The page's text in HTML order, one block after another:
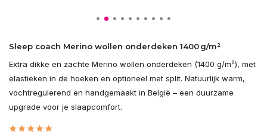
Sleep coach Merino wollen onderdeken 1400 g/m²
Extra dikke en zachte Merino wollen onderdeken (1400 g/m²), met
elastieken in de hoeken en optioneel met split. Natuurlijk warm,
vochtregulerend en handgemaakt in België – een duurzame
upgrade voor je slaapcomfort.